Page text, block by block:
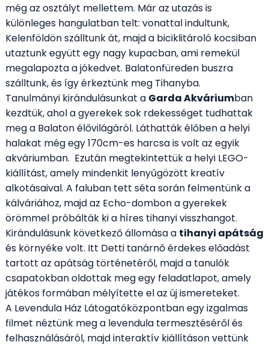
még az osztályt mellettem. Már az utazás is
különleges hangulatban telt: vonattal indultunk,
Kelenföldön szálltunk át, majd a biciklitároló kocsiban
utaztunk együtt egy nagy kupacban, ami remekül
megalapozta a jókedvet. Balatonfüreden buszra
szálltunk, és így érkeztünk meg Tihanyba.
Tanulmányi kirándulásunkat a Garda Akváriumban
kezdtük, ahol a gyerekek sok rdekességet tudhattak
meg a Balaton élővilágáról. Láthatták élőben a helyi
halakat még egy 170cm-es harcsa is volt az egyik
akváriumban. Ezután megtekintettük a helyi LEGO-
kiállítást, amely mindenkit lenyűgözött kreatív
alkotásaival. A faluban tett séta során felmentünk a
kálváriához, majd az Echo-dombon a gyerekek
örömmel próbálták ki a híres tihanyi visszhangot.
Kirándulásunk következő állomása a tihanyi apátság
és környéke volt. Itt Detti tanárnő érdekes előadást
tartott az apátság történetéről, majd a tanulók
csapatokban oldottak meg egy feladatlapot, amely
játékos formában mélyítette el az új ismereteket.
A Levendula Ház Látogatóközpontban egy izgalmas
filmet néztünk meg a levendula termesztéséről és
felhasználásáról, majd interaktív kiállításon vettünk